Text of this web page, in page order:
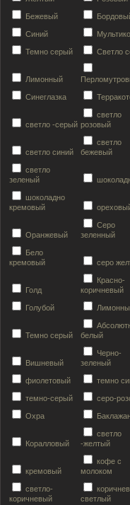
Бежевый
Синий
Темно серый Светло
Лимонный
Синеглазка
светло -серый
светло
розовый
светло синий
светло
бежевый
светло
зеленый
шоколадно
кремовый
Оранжевый
Серо
зеленный
Бело
кремовый
серо
Голд
Красно-
коричневый
Голубой
Темно серый
белый
Вишневый
Черно-
зеленый
фиолетовый темно
темно-серый серо-
Охра
Коралловый
светло
-желтый
кремовый
кофе с
молоком
светло-
коричневый
светлый